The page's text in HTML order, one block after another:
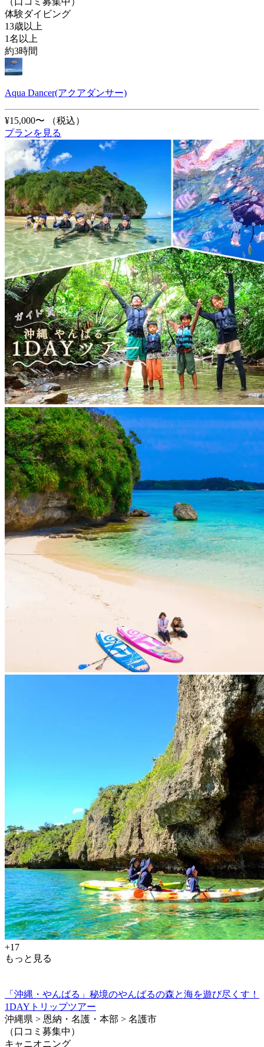
体験ダイビング
13歳以上
1名以上
約3時間
Aqua Dancer(アクアダンサー)
¥15,000〜
（税込）
プランを見る
+17
もっと見る
「沖縄・やんばる」秘境のやんばるの森と海を遊び尽くす！
1DAYトリップツアー
沖縄県 > 恩納・名護・本部 > 名護市
（口コミ募集中）
キャニオニング